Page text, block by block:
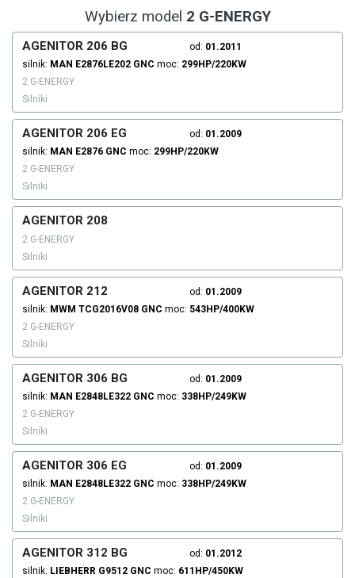
Wybierz model 2 G-ENERGY
AGENITOR 206 BG od: 01.2011
silnik: MAN E2876LE202 GNC moc: 299HP/220KW
2 G-ENERGY
Silniki
AGENITOR 206 EG od: 01.2009
silnik: MAN E2876 GNC moc: 299HP/220KW
2 G-ENERGY
Silniki
AGENITOR 208
2 G-ENERGY
Silniki
AGENITOR 212 od: 01.2009
silnik: MWM TCG2016V08 GNC moc: 543HP/400KW
2 G-ENERGY
Silniki
AGENITOR 306 BG od: 01.2009
silnik: MAN E2848LE322 GNC moc: 338HP/249KW
2 G-ENERGY
Silniki
AGENITOR 306 EG od: 01.2009
silnik: MAN E2848LE322 GNC moc: 338HP/249KW
2 G-ENERGY
Silniki
AGENITOR 312 BG od: 01.2012
silnik: LIEBHERR G9512 GNC moc: 611HP/450KW